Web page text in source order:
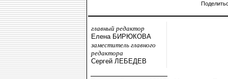
главный редактор
Елена БИРЮКОВА
заместитель главного
редактора
Сергей ЛЕБЕДЕВ